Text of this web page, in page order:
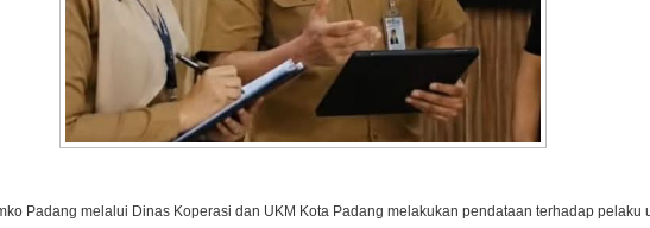
Padang melalui Dinas Koperasi dan UKM Kota Padang melakukan pendataan terhadap pelaku